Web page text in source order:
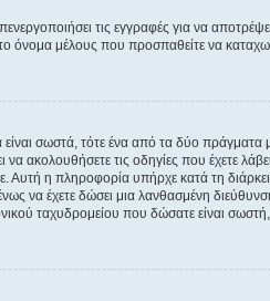
τις εγγραφές για να
όνομα μέλους που προσπαθείτε να
σωστά, τότε ένα από τα δύο πράγματα
ακολουθήσετε τις οδηγίες που έχετε
Αυτή η πληροφορία υπήρχε κατά τη
να έχετε δώσει μια λανθασμένη
ταχυδρομείου που δώσατε είναι